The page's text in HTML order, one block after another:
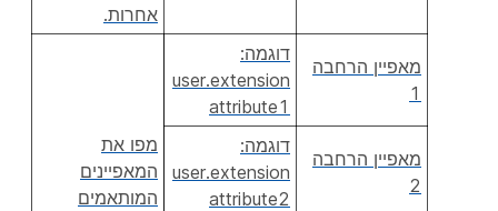
אחרות.
מאפיין הרחבה
1
דוגמה:
user.extension
attribute1
מפו את
המאפיינים
המותאמים
מאפיין הרחבה
2
דוגמה:
user.extension
attribute2